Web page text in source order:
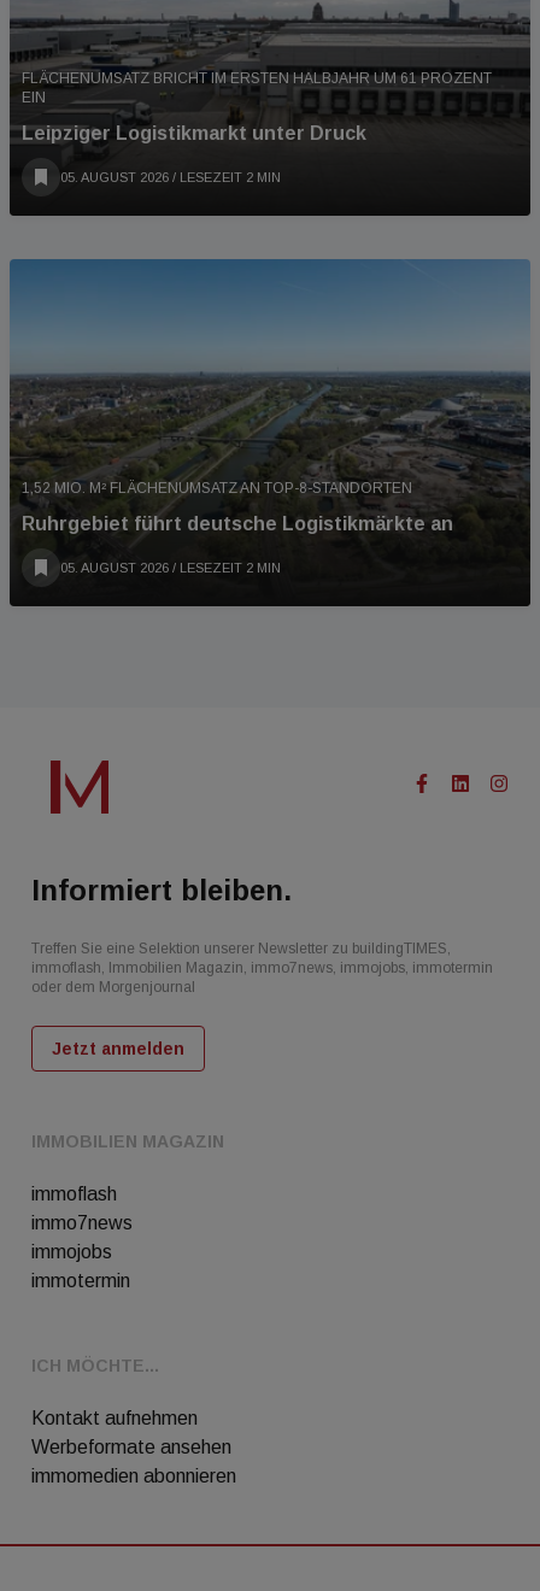
FLÄCHENUMSATZ BRICHT IM ERSTEN HALBJAHR UM 61 PROZENT
EIN
Leipziger Logistikmarkt unter Druck
05. AUGUST 2026 / LESEZEIT 2 MIN
1,52 MIO. M² FLÄCHENUMSATZ AN TOP-8-STANDORTEN
Ruhrgebiet führt deutsche Logistikmärkte an
05. AUGUST 2026 / LESEZEIT 2 MIN
IMMOBILIEN MAGAZIN
immoflash
immo7news
immojobs
immotermin
ICH MÖCHTE...
Kontakt aufnehmen
Werbeformate ansehen
immomedien abonnieren
Informiert bleiben.
Treffen Sie eine Selektion unserer Newsletter zu buildingTIMES,
immoflash, Immobilien Magazin, immo7news, immojobs, immotermin
oder dem Morgenjournal
Jetzt anmelden